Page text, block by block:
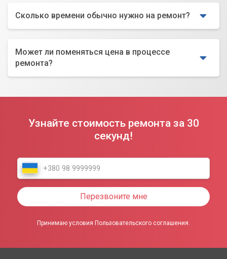
Сколько времени обычно нужно на ремонт?
Может ли поменяться цена в процессе
ремонта?
Узнайте стоимость ремонта за 30
секунд!
Перезвоните мне
Принимаю условия Пользовательского соглашения.